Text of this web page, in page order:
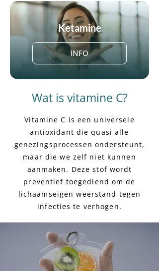
Ketamine
INFO
Wat is vitamine C?
Vitamine C is een universele
antioxidant die quasi alle
genezingsprocessen ondersteunt,
maar die we zelf niet kunnen
aanmaken. Deze stof wordt
preventief toegediend om de
lichaamseigen weerstand tegen
infecties te verhogen.